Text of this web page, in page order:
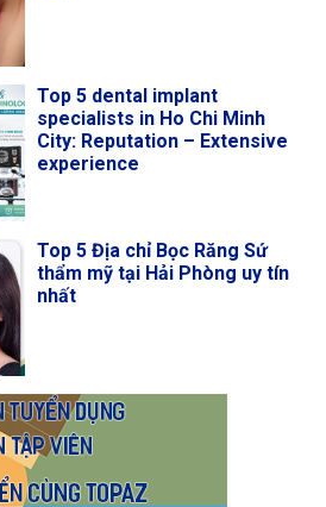
Top 5 dental implant
specialists in Ho Chi Minh
City: Reputation – Extensive
experience
Top 5 Địa chỉ Bọc Răng Sứ
thẩm mỹ tại Hải Phòng uy tín
nhất